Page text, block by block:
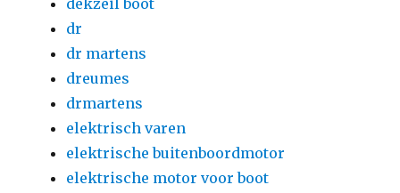
dekzeil boot
dr
dr martens
dreumes
drmartens
elektrisch varen
elektrische buitenboordmotor
elektrische motor voor boot